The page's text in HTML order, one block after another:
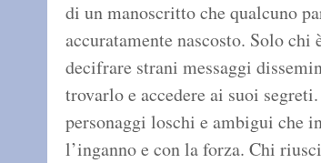
di un manoscritto che qualcuno
accuratamente nascosto. Solo
decifrare strani messaggi
trovarlo e accedere ai suoi
personaggi loschi e ambigui che
l’inganno e con la forza. Chi